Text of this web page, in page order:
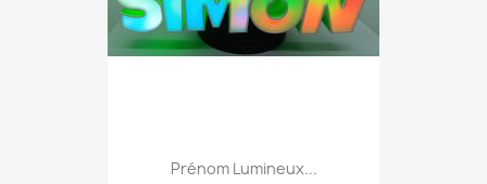
Prénom Lumineux...